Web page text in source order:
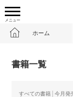
メニュー
ホーム
書籍一覧
すべての書籍 今月発